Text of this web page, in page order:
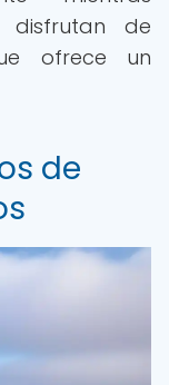
disfrutan de
ofrece un
de